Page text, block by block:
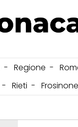
Regione
Rieti Frosinone